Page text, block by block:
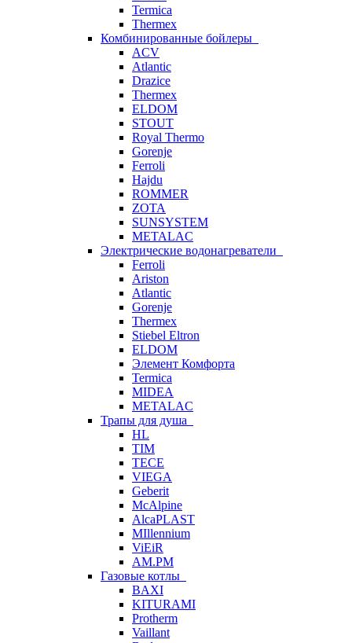
Termica
Thermex
Комбинированные бойлеры
ACV
Atlantic
Drazice
Thermex
ELDOM
STOUT
Royal Thermo
Gorenje
Ferroli
Hajdu
ROMMER
ZOTA
SUNSYSTEM
METALAC
Электрические водонагреватели
Ferroli
Ariston
Atlantic
Gorenje
Thermex
Stiebel Eltron
ELDOM
Элемент Комфорта
Termica
MIDEA
METALAC
Трапы для душа
HL
TIM
TECE
VIEGA
Geberit
McAlpine
AlcaPLAST
MIllennium
ViEiR
AM.PM
Газовые котлы
BAXI
KITURAMI
Protherm
Vaillant